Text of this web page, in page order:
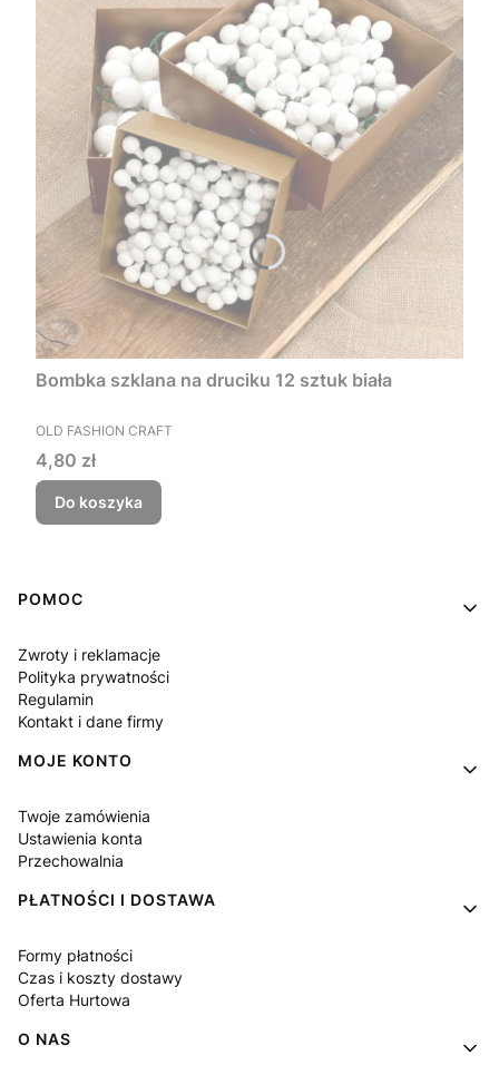
Bombka szklana na druciku 12 sztuk biała
PRODUCENT
OLD FASHION CRAFT
Cena
4,80 zł
Do koszyka
Linki w stopce
POMOC
Zwroty i reklamacje
Polityka prywatności
Regulamin
Kontakt i dane firmy
MOJE KONTO
Twoje zamówienia
Ustawienia konta
Przechowalnia
PŁATNOŚCI I DOSTAWA
Formy płatności
Czas i koszty dostawy
Oferta Hurtowa
O NAS